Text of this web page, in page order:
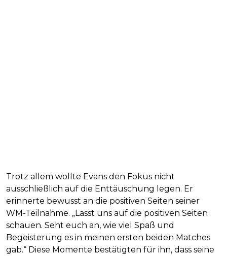
Trotz allem wollte Evans den Fokus nicht
ausschließlich auf die Enttäuschung legen. Er
erinnerte bewusst an die positiven Seiten seiner
WM-Teilnahme. „Lasst uns auf die positiven Seiten
schauen. Seht euch an, wie viel Spaß und
Begeisterung es in meinen ersten beiden Matches
gab.“ Diese Momente bestätigten für ihn, dass seine